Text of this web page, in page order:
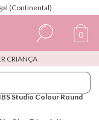
(Continental)
0
CRIANÇA
Studio Colour Round